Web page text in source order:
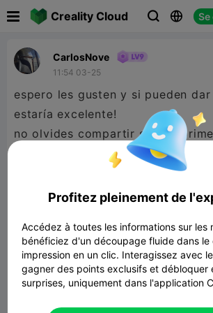
Creality Cloud  
CarlosNove
11:54 03-25
espero les gusten y si pueden
estaría excelente!
no olvides compartir si lo

Profitez pleinement de
Accédez à toutes les informations sur les
bénéficiez d'un découpage fluide dans
impression en un clic. Interagissez avec
gagner des points exclusifs et débloquer
surprises, uniquement dans l'application